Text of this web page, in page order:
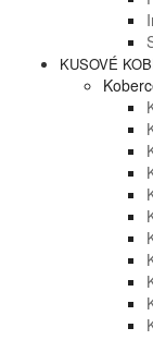
KUSOVÉ